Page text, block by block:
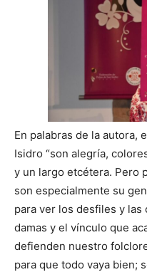
En palabras de la autora,
Isidro “son alegría,
y un largo etcétera. Pero
son especialmente su
para ver los desfiles y las
damas y el vínculo que
defienden nuestro
para que todo vaya bien;